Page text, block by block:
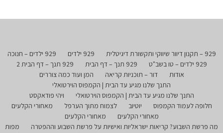
929 – תקנון דיוור שיווקי ותקשורת דיגיטלית 929 ילדים
929 ילדים – חנוכה
929 ילדים – טו בשב"ט
929 תנך – דף הבית
929 תנך – דף הבית 2
אודות
דור – תוכניות קריאה
המן ועוד כמה צוררים
התנך שלנו מגיע עד הבית | הקמפוס הוירטואלי
התנך שלנו מגיע עד הבית | הקמפוס הוירטואלי
ויהי פודאקסט
חלופה לעמוד הקמפוס
יוטיוב לצמוח מתוך הערפל
מאחורי הקלעים
מאחורי הקלעים
מאחורי הקלעים
מה פרשת השבוע? קריאות ישראליות ואישיות על פרשת השבוע וההפטרה
מפות